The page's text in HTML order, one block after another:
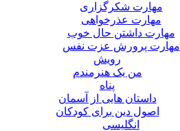
مهارت شکرگزاری
مهارت عذرخواهی
مهارت داشتن حال خوب
مهارت پرورش عزت نفس
رویش
من یک هنرمندم
پناه
داستان هایی از آسمان
اصول دین برای کودکان
انگلیسی